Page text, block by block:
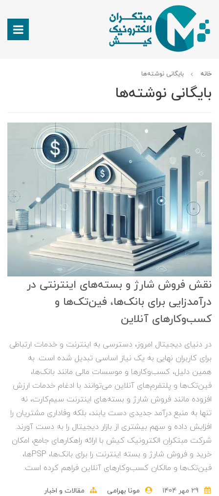
خانه بایگانی نوشته‌ها
بایگانی نوشته‌ها
نقش فروش شارژ و بسته‌های اینترنتی در
درآمدزایی برای بانک‌ها، فین‌تک‌ها و
کسب‌وکارهای آنلاین
در دنیای دیجیتال امروز، دسترسی به اینترنت و خدمات ارتباطی
برای کاربران نهایی به یک نیاز اساسی تبدیل شده است. به
همین دلیل، کسب‌وکارها و موسسات مالی مانند بانک‌ها،
فین‌تک‌ها و پلتفرم‌های آنلاین می‌توانند با ادغام خدمات ارزش
افزوده مانند فروش شارژ و بسته‌های اینترنت سیم‌کارت، نه
تنها به منبع درآمد جدیدی دست یابند، بلکه وفاداری مشتریان را
افزایش داده و سهم بیشتری از بازار دیجیتال را به دست آورند.
شرکت مبتکران الکترونیک کیش با ارائه راهکارهای جامع، امکان
خرید و فروش شارژ و بسته اینترنت را برای بانک‌ها، PSPها،
فین‌تک‌ها و مالکان کسب‌وکارهای آنلاین فراهم کرده است.
مونا بهرامی مقالات و اخبار